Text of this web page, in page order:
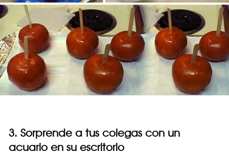
3. Sorprende a tus colegas con un
acuario en su escritorio